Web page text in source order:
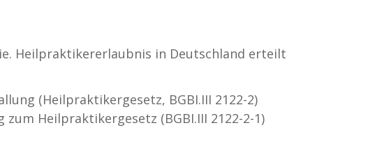
Heilpraktikererlaubnis in Deutschland erteilt
(Heilpraktikergesetz, BGBI.III 2122-2)
Heilpraktikergesetz (BGBI.III 2122-2-1)